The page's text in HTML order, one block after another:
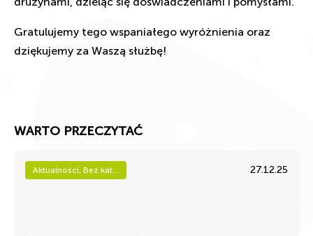
Gratulujemy tego wspaniałego wyróżnienia oraz
dziękujemy za Waszą służbę!
WARTO PRZECZYTAĆ
Aktualności, Bez kat... 27.12.25